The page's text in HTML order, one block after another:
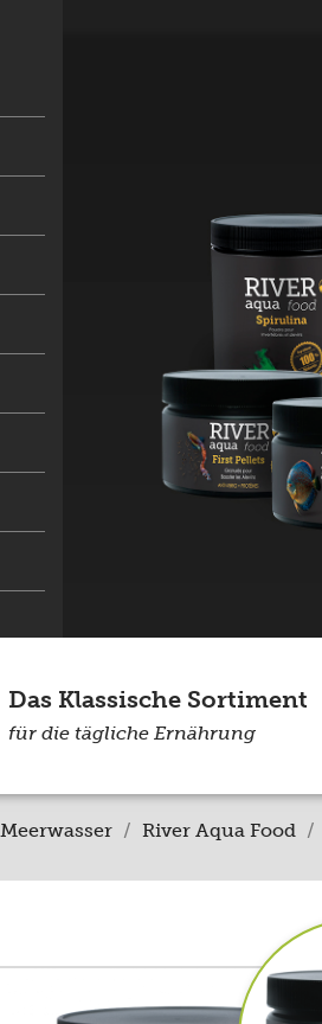
Das Klassische Sortiment
für die tägliche Ernährung
Meerwasser River Aqua Food